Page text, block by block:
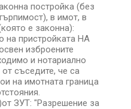
постройка (без
в имот, в
е законна):
на пристройката НА
изброените
и нотариално
съседите, че са
на имотната граница
ЗУТ: "Разрешение за